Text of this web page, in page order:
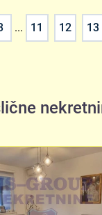
... 11 12 13